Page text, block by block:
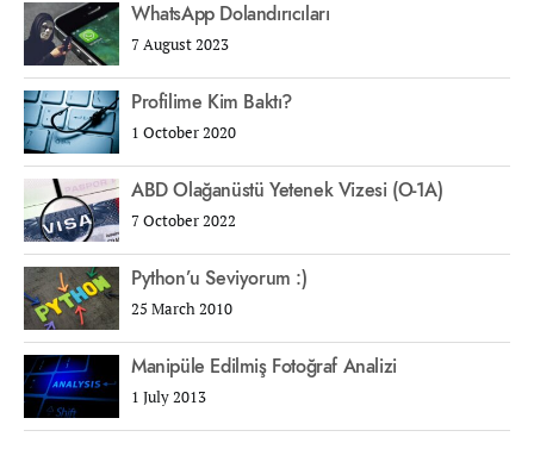
WhatsApp Dolandırıcıları
7 August 2023
Profilime Kim Baktı?
1 October 2020
ABD Olağanüstü Yetenek Vizesi (O-1A)
7 October 2022
Python’u Seviyorum :)
25 March 2010
Manipüle Edilmiş Fotoğraf Analizi
1 July 2013